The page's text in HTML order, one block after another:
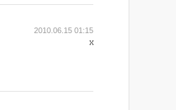
2010.06.15 01:15